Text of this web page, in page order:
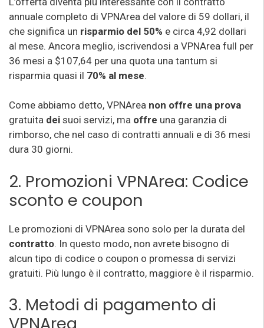
annuale completo di VPNArea del valore di 59 dollari, il
che significa un risparmio del 50% e circa 4,92 dollari
al mese. Ancora meglio, iscrivendosi a VPNArea full per
36 mesi a $107,64 per una quota una tantum si
risparmia quasi il 70% al mese.
Come abbiamo detto, VPNArea non offre una prova
gratuita dei suoi servizi, ma offre una garanzia di
rimborso, che nel caso di contratti annuali e di 36 mesi
dura 30 giorni.
2. Promozioni VPNArea: Codice
sconto e coupon
Le promozioni di VPNArea sono solo per la durata del
contratto. In questo modo, non avrete bisogno di
alcun tipo di codice o coupon o promessa di servizi
gratuiti. Più lungo è il contratto, maggiore è il risparmio.
3. Metodi di pagamento di